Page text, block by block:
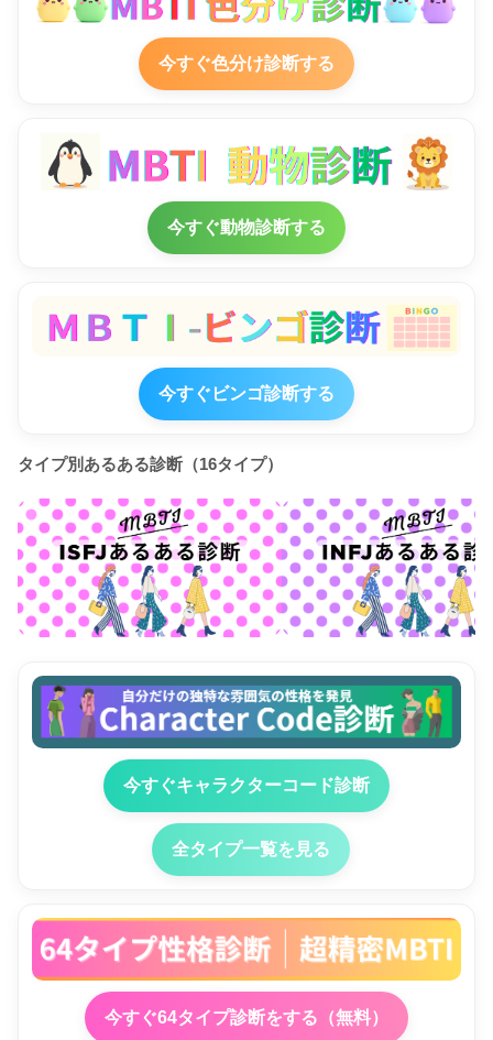
今すぐ色分け診断する
今すぐ動物診断する
今すぐビンゴ診断する
タイプ別あるある診断（16タイプ）
今すぐキャラクターコード診断
全タイプ一覧を見る
今すぐ64タイプ診断をする（無料）